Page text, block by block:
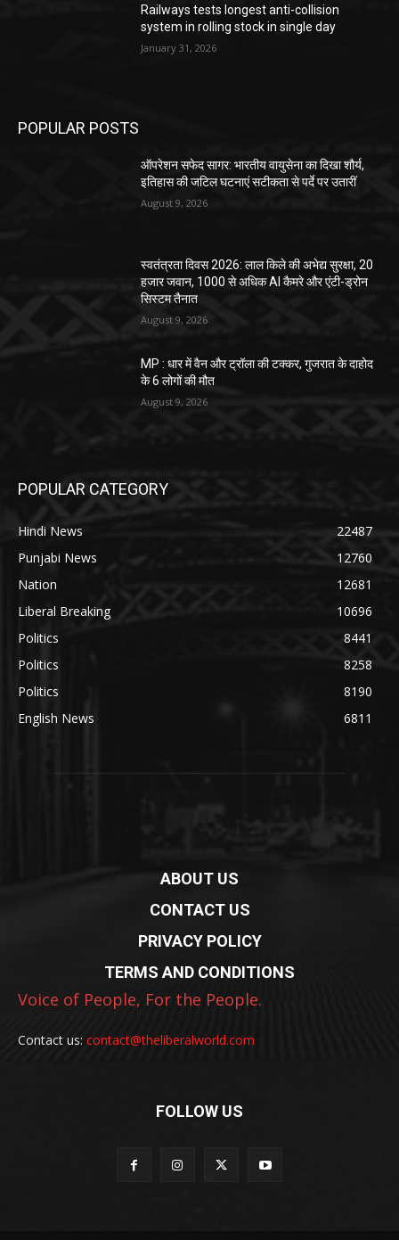
Railways tests longest anti-collision
system in rolling stock in single day
January 31, 2026
POPULAR POSTS
ऑपरेशन सफेद सागर: भारतीय वायुसेना का दिखा शौर्य,
इतिहास की जटिल घटनाएं सटीकता से पर्दे पर उतारीं
August 9, 2026
स्वतंत्रता दिवस 2026: लाल किले की अभेद्य सुरक्षा, 20
हजार जवान, 1000 से अधिक AI कैमरे और एंटी-ड्रोन
सिस्टम तैनात
August 9, 2026
MP : धार में वैन और ट्रॉला की टक्कर, गुजरात के दाहोद
के 6 लोगों की मौत
August 9, 2026
POPULAR CATEGORY
Hindi News
22487
Punjabi News
12760
Nation
12681
Liberal Breaking
10696
Politics
8441
Politics
8258
Politics
8190
English News
6811
ABOUT US
CONTACT US
PRIVACY POLICY
TERMS AND CONDITIONS
Voice of People, For the People.
Contact us: contact@theliberalworld.com
FOLLOW US